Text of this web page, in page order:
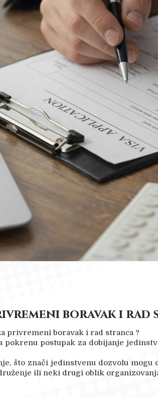
boravak i rad
privremeni boravak i rad stranca ?
pokrenu postupak za dobijanje
što znači jedinstvenu dozvolu
ili neki drugi oblik